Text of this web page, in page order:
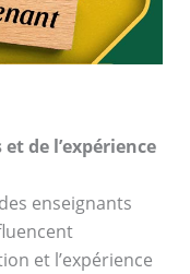
de l’expérience
enseignants
et l’expérience